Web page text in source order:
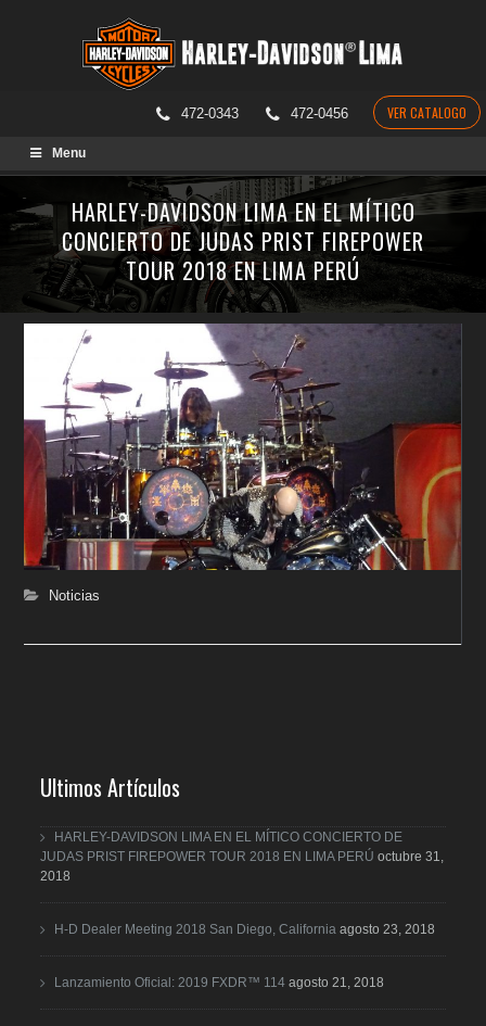
472-0343 472-0456 VER CATALOGO
Menu
HARLEY-DAVIDSON LIMA EN EL MÍTICO
CONCIERTO DE JUDAS PRIST FIREPOWER
TOUR 2018 EN LIMA PERÚ
Noticias
Ultimos Artículos
HARLEY-DAVIDSON LIMA EN EL MÍTICO CONCIERTO DE
JUDAS PRIST FIREPOWER TOUR 2018 EN LIMA PERÚ octubre 31,
2018
H-D Dealer Meeting 2018 San Diego, California agosto 23, 2018
Lanzamiento Oficial: 2019 FXDR™ 114 agosto 21, 2018